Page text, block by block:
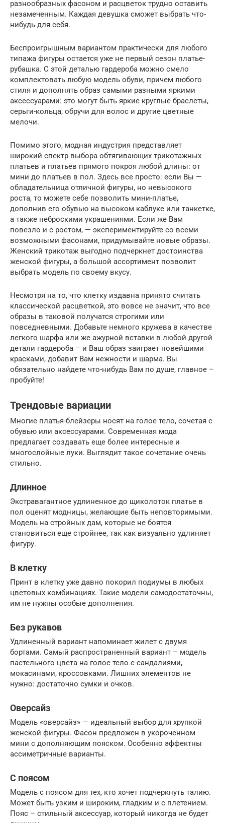
разнообразных фасоном и расцветок трудно оставить
незамеченным. Каждая девушка сможет выбрать что-
нибудь для себя.
Беспроигрышным вариантом практически для любого
типажа фигуры остается уже не первый сезон платье-
рубашка. С этой деталью гардероба можно смело
комплектовать любую модель обуви, причем любого
стиля и дополнять образ самыми разными яркими
аксессуарами: это могут быть яркие круглые браслеты,
серьги-кольца, обручи для волос и другие цветные
мелочи.
Помимо этого, модная индустрия представляет
широкий спектр выбора обтягивающих трикотажных
платьев и платьев прямого покроя любой длины: от
мини до платьев в пол. Здесь все просто: если Вы —
обладательница отличной фигуры, но невысокого
роста, то можете себе позволить мини-платье,
дополнив его обувью на высоком каблуке или танкетке,
а также неброскими украшениями. Если же Вам
повезло и с ростом, — экспериментируйте со всеми
возможными фасонами, придумывайте новые образы.
Женский трикотаж выгодно подчеркнет достоинства
женской фигуры, а большой ассортимент позволит
выбрать модель по своему вкусу.
Несмотря на то, что клетку издавна принято считать
классической расцветкой, это вовсе не значит, что все
образы в таковой получатся строгими или
повседневными. Добавьте немного кружева в качестве
легкого шарфа или же ажурной вставки в любой другой
детали гардероба – и Ваш образ заиграет новейшими
красками, добавит Вам нежности и шарма. Вы
обязательно найдете что-нибудь Вам по душе, главное –
пробуйте!
Трендовые вариации
Многие платья-блейзеры носят на голое тело, сочетая с
обувью или аксессуарами. Современная мода
предлагает создавать еще более интересные и
многослойные луки. Выглядит такое сочетание очень
стильно.
Длинное
Экстравагантное удлиненное до щиколоток платье в
пол оценят модницы, желающие быть неповторимыми.
Модель на стройных дам, которые не боятся
становиться еще стройнее, так как визуально удлиняет
фигуру.
В клетку
Принт в клетку уже давно покорил подиумы в любых
цветовых комбинациях. Такие модели самодостаточны,
им не нужны особые дополнения.
Без рукавов
Удлиненный вариант напоминает жилет с двумя
бортами. Самый распространенный вариант – модель
пастельного цвета на голое тело с сандалиями,
мокасинами, кроссовками. Лишних элементов не
нужно: достаточно сумки и очков.
Оверсайз
Модель «оверсайз» — идеальный выбор для хрупкой
женской фигуры. Фасон предложен в укороченном
мини с дополняющим пояском. Особенно эффектны
ассиметричные варианты.
С поясом
Модель с поясом для тех, кто хочет подчеркнуть талию.
Может быть узким и широким, гладким и с плетением.
Пояс – стильный аксессуар, который никогда не будет